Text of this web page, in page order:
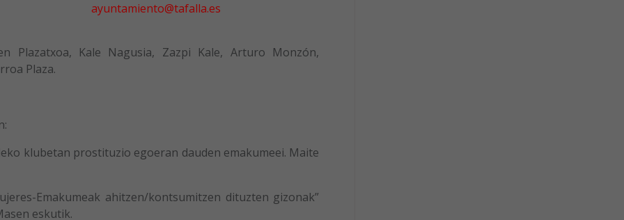
ayuntamiento@tafalla.es
Plazatxoa, Kale Nagusia, Zazpi Kale, Arturo Monzón,
Plaza.
prostituzio egoeran dauden emakumeei. Maite
Emakumeak ahitzen/kontsumitzen dituzten gizonak”
eskutik.